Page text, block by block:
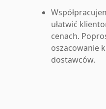
ułatwić
cenach.
oszacowanie
dostawców.